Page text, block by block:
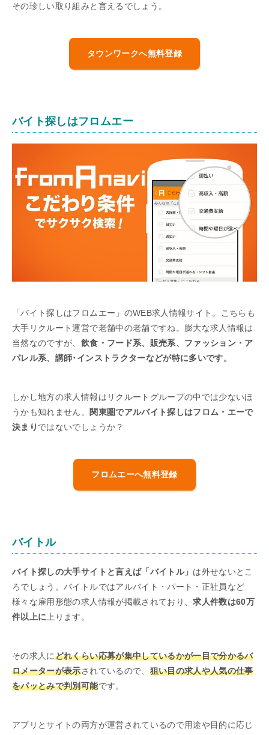
その珍しい取り組みと言えるでしょう。
タウンワークへ無料登録
バイト探しはフロムエー
「バイト探しはフロムエー」のWEB求人情報サイト。こちらも
大手リクルート運営で老舗中の老舗ですね。膨大な求人情報は
当然なのですが、 飲食・フード系、販売系、ファッション・ア
パレル系、講師･インストラクターなどが特に多いです。
しかし地方の求人情報はリクルートグループの中では少ないほ
うかも知れません。
関東圏でアルバイト探しはフロム・エーで
決まり ではないでしょうか？
フロムエーへ無料登録
バイトル
バイト探しの大手サイトと言えば「バイトル」 は外せないとこ
ろでしょう。バイトルではアルバイト・パート・正社員など
様々な雇用形態の求人情報が掲載されており、求人件数は60万
件以上に上ります。
その求人にどれくらい応募が集中しているかが一目で分かるバ
ロメーターが表示されているので、 狙い目の求人や人気の仕事
をパッとみで判別可能です。
アプリとサイトの両方が運営されているので用途や目的に応じ